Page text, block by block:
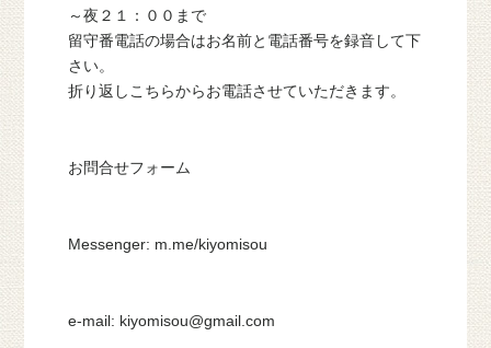
～夜２１：００まで
留守番電話の場合はお名前と電話番号を録音して下
さい。
折り返しこちらからお電話させていただきます。
お問合せフォーム
Messenger: m.me/kiyomisou
e-mail: kiyomisou@gmail.com